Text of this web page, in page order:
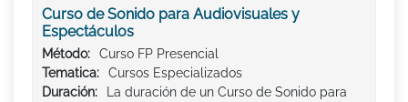
Curso de Sonido para Audiovisuales y
Espectáculos
Método:
Curso FP Presencial
Tematica:
Cursos Especializados
Duración:
La duración de un Curso de Sonido para